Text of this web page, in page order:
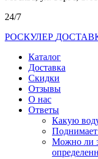
24/7
РОСКУЛЕР
Каталог
Доставка
Скидки
Отзывы
О нас
Ответы
Какую
Можно ли